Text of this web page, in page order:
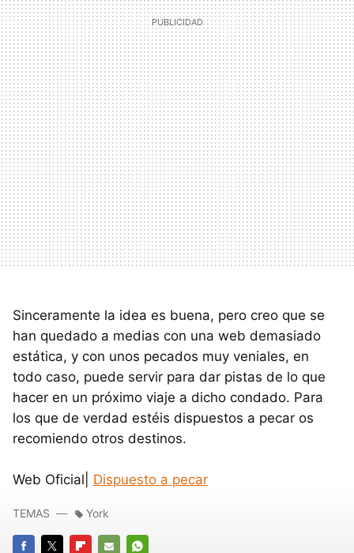
Sinceramente la idea es buena, pero creo que se
han quedado a medias con una web demasiado
estática, y con unos pecados muy veniales, en
todo caso, puede servir para dar pistas de lo que
hacer en un próximo viaje a dicho condado. Para
los que de verdad estéis dispuestos a pecar os
recomiendo otros destinos.
Web Oficial| Dispuesto a pecar
TEMAS York